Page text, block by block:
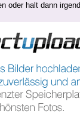
oder halt dann